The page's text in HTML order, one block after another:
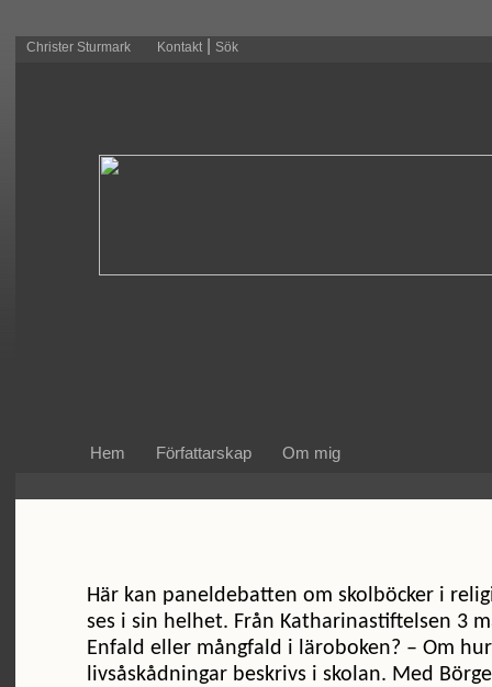
Christer Sturmark Kontakt| Sök
Hem Författarskap Om mig
Här kan paneldebatten om skolböcker i
ses i sin helhet. Från Katharinastiftelsen 3
Enfald eller mångfald i läroboken? – Om
livsåskådningar beskrivs i skolan. Med